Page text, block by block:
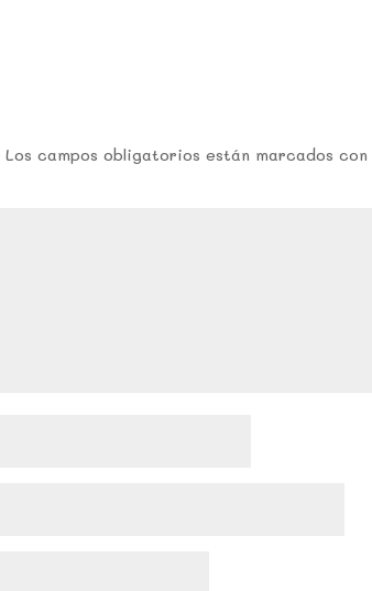
Los campos obligatorios están marcados con